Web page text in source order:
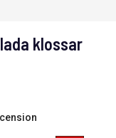
klossar